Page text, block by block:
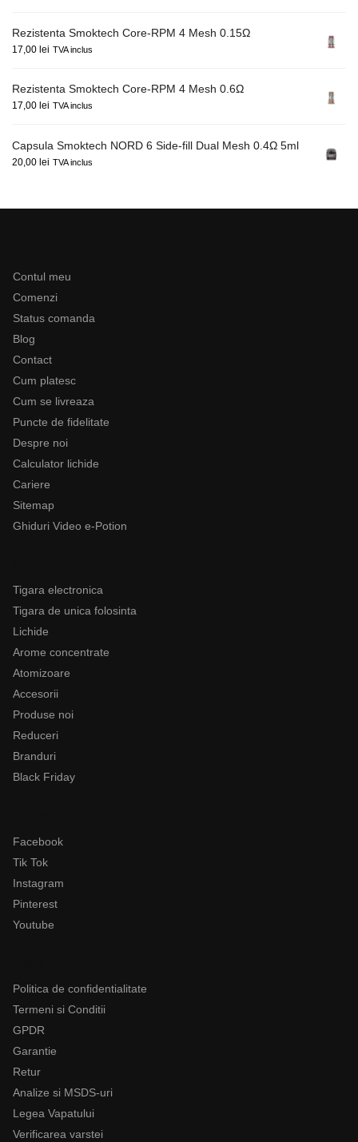
Rezistenta Smoktech Core-RPM 4 Mesh 0.15Ω
17,00 lei TVA inclus
Rezistenta Smoktech Core-RPM 4 Mesh 0.6Ω
17,00 lei TVA inclus
Capsula Smoktech NORD 6 Side-fill Dual Mesh 0.4Ω 5ml
20,00 lei TVA inclus
Contul meu
Comenzi
Status comanda
Blog
Contact
Cum platesc
Cum se livreaza
Puncte de fidelitate
Despre noi
Calculator lichide
Cariere
Sitemap
Ghiduri Video e-Potion
Tigara electronica
Tigara de unica folosinta
Lichide
Arome concentrate
Atomizoare
Accesorii
Produse noi
Reduceri
Branduri
Black Friday
Facebook
Tik Tok
Instagram
Pinterest
Youtube
Politica de confidentialitate
Termeni si Conditii
GPDR
Garantie
Retur
Analize si MSDS-uri
Legea Vapatului
Verificarea varstei